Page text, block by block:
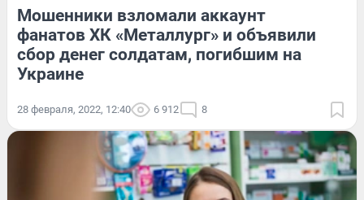
Мошенники взломали аккаунт
фанатов ХК «Металлург» и объявили
сбор денег солдатам, погибшим на
Украине
28 февраля, 2022, 12:40 6 912 8